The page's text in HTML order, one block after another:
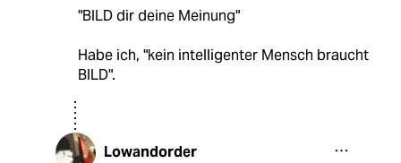
"BILD dir deine Meinung"
Habe ich, "kein intelligenter Mensch braucht
BILD".
Lowandorder